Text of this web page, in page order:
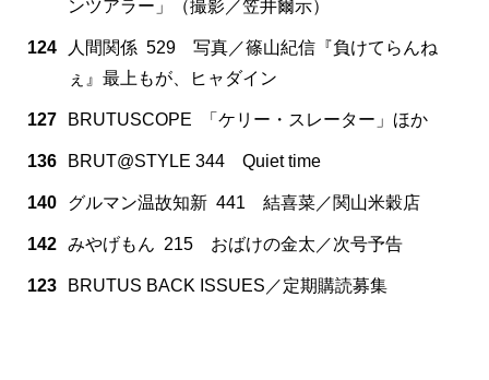
ンツアラー」（撮影／笠井爾示）
124
人間関係 529 写真／篠山紀信『負けてらんね
ぇ』最上もが、ヒャダイン
127 BRUTUSCOPE 「ケリー・スレーター」ほか
136 BRUT@STYLE 344 Quiet time
140 グルマン温故知新 441 結喜菜／関山米穀店
142 みやげもん 215 おばけの金太／次号予告
123 BRUTUS BACK ISSUES／定期購読募集